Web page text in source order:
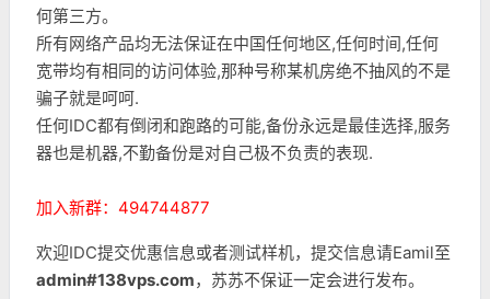
何第三方。
所有网络产品均无法保证在中国任何地区,任何时间,任何
宽带均有相同的访问体验,那种号称某机房绝不抽风的不是
骗子就是呵呵.
任何IDC都有倒闭和跑路的可能,备份永远是最佳选择,服务
器也是机器,不勤备份是对自己极不负责的表现.
加入新群：494744877
欢迎IDC提交优惠信息或者测试样机，提交信息请Eamil至
admin#138vps.com，苏苏不保证一定会进行发布。